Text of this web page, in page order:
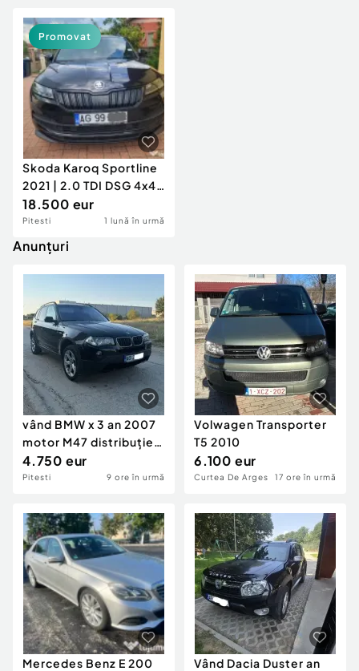
Skoda Karoq Sportline
2021 | 2.0 TDI DSG 4x4 |
2 Seturi Roți |
Înmatriculată RO
18.500 eur
Pitesti 1 lună în urmă
Promovat
Anunțuri
vând BMW x 3 an 2007
motor M47 distribuție
fata
4.750 eur
Pitesti 9 ore în urmă
Volwagen Transporter
T5 2010
6.100 eur
Curtea De Arges 17 ore în urmă
Mercedes Benz E 200
Vând Dacia Duster an